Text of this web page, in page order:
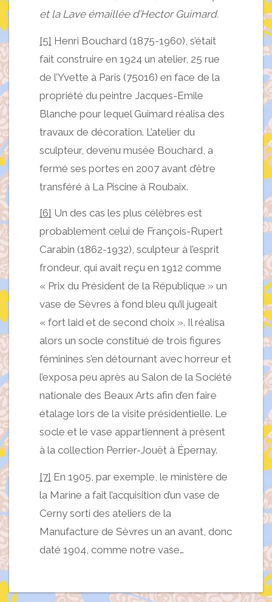
et la Lave émaillée d’Hector Guimard.
[5] Henri Bouchard (1875-1960), s’était
fait construire en 1924 un atelier, 25 rue
de l’Yvette à Paris (75016) en face de la
propriété du peintre Jacques-Emile
Blanche pour lequel Guimard réalisa des
travaux de décoration. L’atelier du
sculpteur, devenu musée Bouchard, a
fermé ses portes en 2007 avant d’être
transféré à La Piscine à Roubaix.
[6] Un des cas les plus célèbres est
probablement celui de François-Rupert
Carabin (1862-1932), sculpteur à l’esprit
frondeur, qui avait reçu en 1912 comme
« Prix du Président de la République » un
vase de Sèvres à fond bleu qu’il jugeait
« fort laid et de second choix ». Il réalisa
alors un socle constitué de trois figures
féminines s’en détournant avec horreur et
l’exposa peu après au Salon de la Société
nationale des Beaux Arts afin d’en faire
étalage lors de la visite présidentielle. Le
socle et le vase appartiennent à présent
à la collection Perrier-Jouët à Épernay.
[7] En 1905, par exemple, le ministère de
la Marine a fait l’acquisition d’un vase de
Cerny sorti des ateliers de la
Manufacture de Sèvres un an avant, donc
daté 1904, comme notre vase…